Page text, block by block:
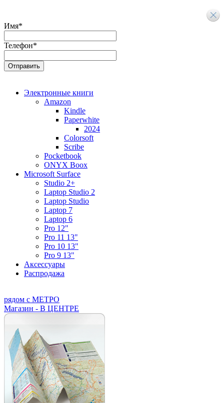
Имя*
Телефон*
Электронные книги
Amazon
Kindle
Paperwhite
2024
Colorsoft
Scribe
Pocketbook
ONYX Boox
Microsoft Surface
Studio 2+
Laptop Studio 2
Laptop Studio
Laptop 7
Laptop 6
Pro 12"
Pro 11 13"
Pro 10 13"
Pro 9 13"
Аксессуары
Распродажа
рядом с МЕТРО
Магазин - В ЦЕНТРЕ